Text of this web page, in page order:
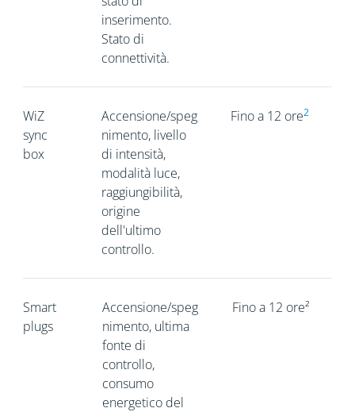
inserimento.
Stato di
connettività.
WiZ
sync
box
Accensione/speg
nimento, livello
di intensità,
modalità luce,
raggiungibilità,
origine
dell'ultimo
controllo.
Fino a 12 ore2
Smart
plugs
Accensione/speg
nimento, ultima
fonte di
controllo,
consumo
energetico del
Fino a 12 ore²